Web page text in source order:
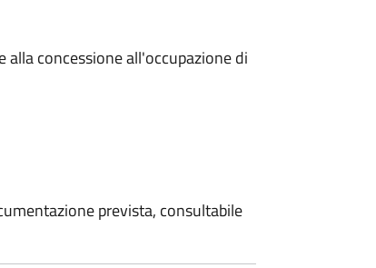
concessione all'occupazione di
prevista, consultabile